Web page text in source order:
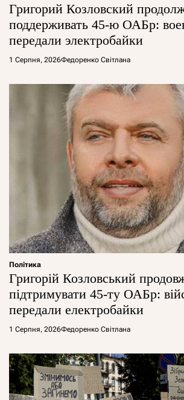
Григорий Козловский
поддерживать 45-ю ОАБр:
передали электробайки
1 Серпня, 2026Федоренко Світлана
Політика
Григорій Козловський
підтримувати 45-ту ОАБр:
передали електробайки
1 Серпня, 2026Федоренко Світлана